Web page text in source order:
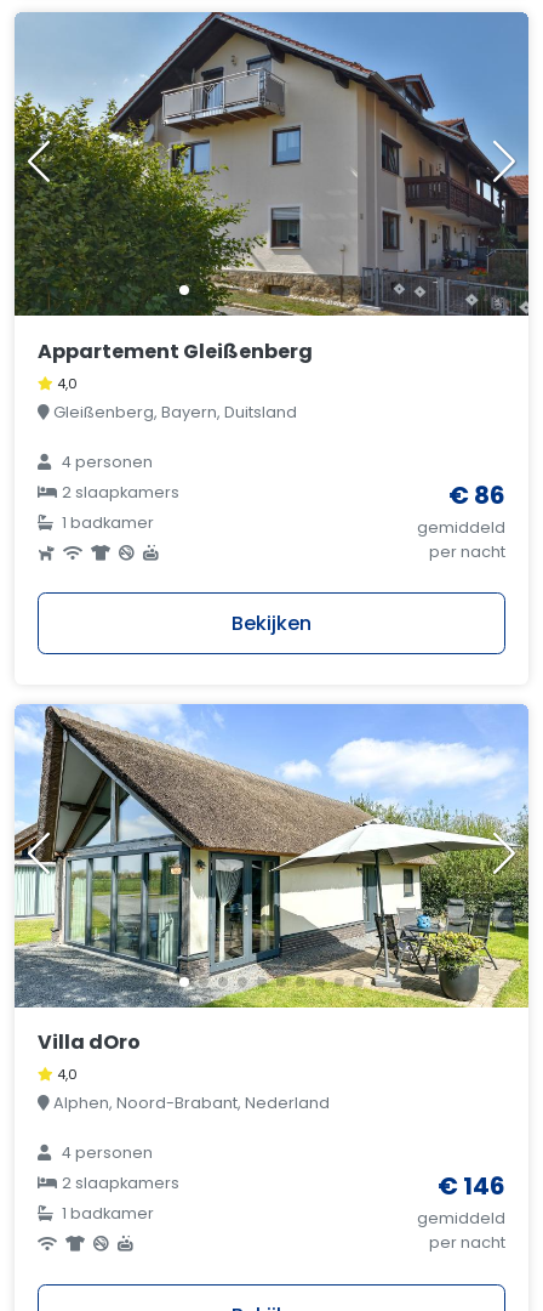
Appartement Gleißenberg
4,0
Gleißenberg, Bayern, Duitsland
4 personen
2 slaapkamers
1 badkamer
€ 86
gemiddeld
per nacht
Bekijken
Villa dOro
4,0
Alphen, Noord-Brabant, Nederland
4 personen
2 slaapkamers
1 badkamer
€ 146
gemiddeld
per nacht